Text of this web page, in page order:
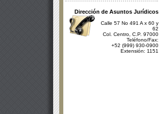
Dirección de Asuntos Jurídicos
Calle 57 No 491 A x 60 y
62
Col. Centro, C.P. 97000
Teléfono/Fax:
+52 (999) 930-0900
Extensión: 1151